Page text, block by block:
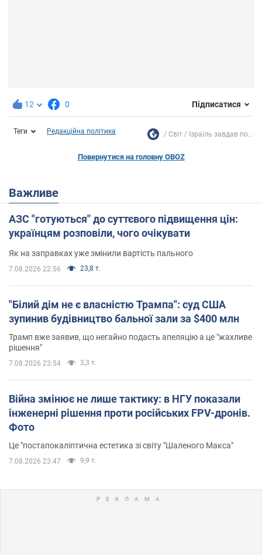
12 0 Підписатися
Теги Редакційна політика Світ Ізраїль завдав по...
Повернутися на головну OBOZ
Важливе
АЗС "готуються" до суттєвого підвищення цін:
українцям розповіли, чого очікувати
Як на заправках уже змінили вартість пального
7.08.2026 22:56 23,8 т.
"Білий дім не є власністю Трампа": суд США
зупинив будівництво бальної зали за $400 млн
Трамп вже заявив, що негайно подасть апеляцію а це "жахливе
рішення"
7.08.2026 23:54 3,3 т.
Війна змінює не лише тактику: в НГУ показали
інженерні рішення проти російських FPV-дронів.
Фото
Це "постапокаліптична естетика зі світу "Шаленого Макса"
7.08.2026 23:47 9,9 т.